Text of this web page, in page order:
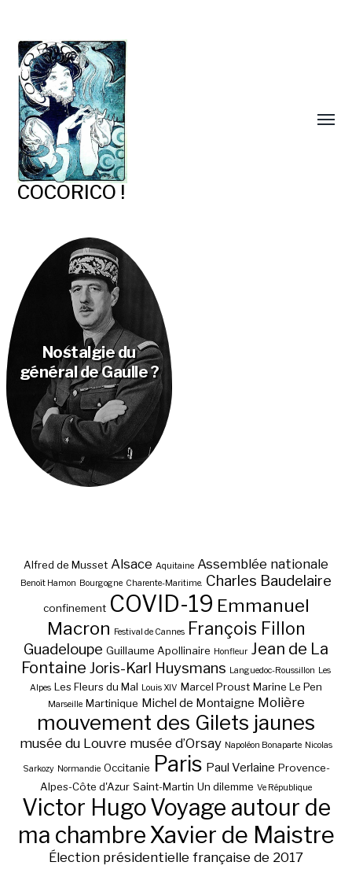
COCORICO !
Nostalgie du
général de Gaulle ?
Alfred de Musset Alsace Aquitaine Assemblée nationale
Benoît Hamon Bourgogne Charente-Maritime. Charles Baudelaire
confinement COVID-19 Emmanuel
Macron
Festival de Cannes François Fillon
Guadeloupe Guillaume Apollinaire Honfleur Jean de La
Fontaine Joris-Karl Huysmans Languedoc-Roussillon Les
Alpes Les Fleurs du Mal Louis XIV Marcel Proust Marine Le Pen
Marseille Martinique Michel de Montaigne Molière
mouvement des Gilets jaunes
musée du Louvre musée d’Orsay Napoléon Bonaparte Nicolas
Sarkozy Normandie Occitanie Paris Paul Verlaine Provence-
Alpes-Côte d'Azur Saint-Martin Un dilemme Ve République
Victor HugoVoyage autour de
ma chambreXavier de Maistre
Élection présidentielle française de 2017